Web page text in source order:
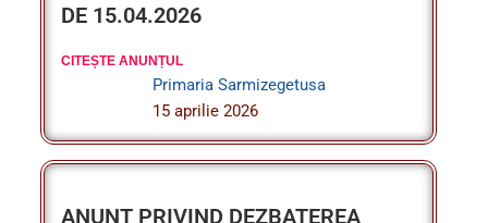
Primaria Sarmizegetusa
ANUNȚ PRIVIND DEZBATEREA
PUBLICĂ PRIVIND ELABORAREA
PH NR. 23/2026 PRIVIND